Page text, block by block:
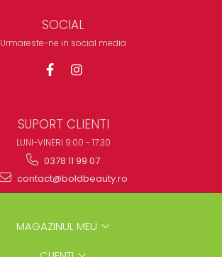
SOCIAL
Urmareste-ne in social media
SUPORT CLIENTI
LUNI-VINERI 9:00 - 17:30
0378 11 99 07
contact@boldbeauty.ro
MAGAZINUL MEU